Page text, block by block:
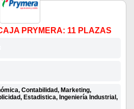
PRYMERA: 11 PLAZAS
Contabilidad, Marketing,
Estadistica, Ingeniería Industrial,